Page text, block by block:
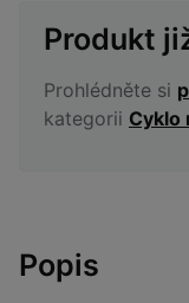
Produkt
Prohlédněte si
kategorii Cyklo
Popis